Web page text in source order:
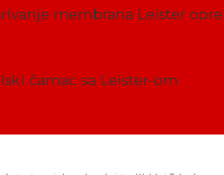
membrana Leister
čamac sa Leister-om